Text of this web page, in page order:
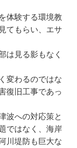
体験する環境教
てもらい、エサ
は見る影もなく
変わるのではな
復旧工事であっ
波への対応策と
ではなく、海岸
川堤防も巨大な